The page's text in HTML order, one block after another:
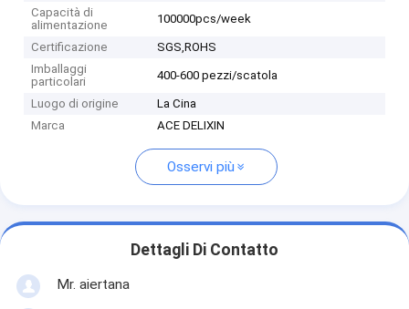
Capacità di
alimentazione
100000pcs/week
Certificazione
SGS,ROHS
Imballaggi
particolari
400-600 pezzi/scatola
Luogo di origine
La Cina
Marca
ACE DELIXIN
Osservi più
Dettagli Di Contatto
Mr. aiertana